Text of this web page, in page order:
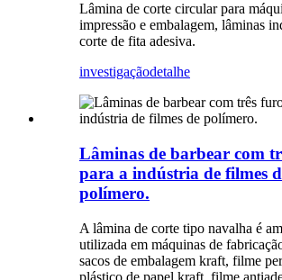
Lâmina de corte circular para
impressão e embalagem, lâminas
corte de fita adesiva.
investigaçãodetalhe
Lâminas de barbear com
para a indústria de filmes
polímero.
A lâmina de corte tipo navalha é
utilizada em máquinas de
sacos de embalagem kraft, filme
plástico de papel kraft, filme